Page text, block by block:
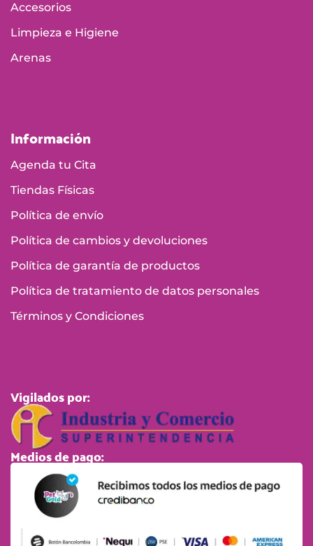
Accesorios
Limpieza e Higiene
Arenas
Información
Agenda tu Cita
Tiendas Físicas
Política de envío
Política de cambios y devoluciones
Política de garantía de productos
Política de tratamiento de datos personales
Términos y Condiciones
Vigilados por:
Medios de pago: